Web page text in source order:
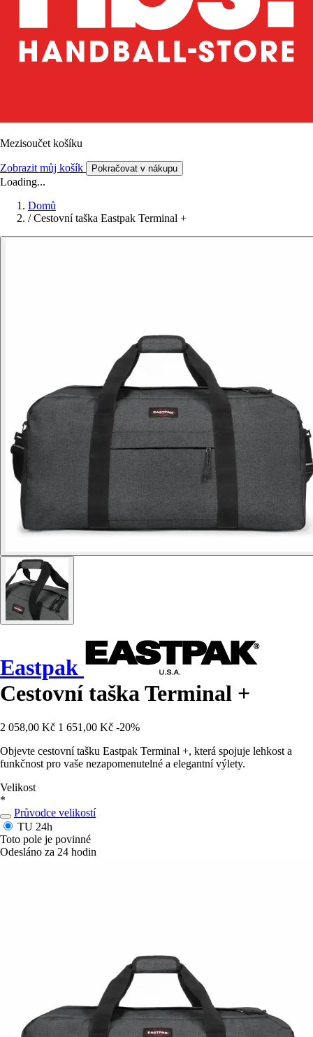
Mezisoučet košíku
Zobrazit můj košík Pokračovat v nákupu
Loading...
Domů
/ Cestovní taška Eastpak Terminal +
Eastpak
Cestovní taška Terminal +
2 058,00 Kč 1 651,00 Kč -20%
Objevte cestovní tašku Eastpak Terminal +, která spojuje lehkost a
funkčnost pro vaše nezapomenutelné a elegantní výlety.
Velikost
*
Průvodce velikostí
TU 24h
Toto pole je povinné
Odesláno za 24 hodin